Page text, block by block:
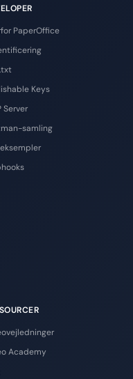
PaperOffice
Keys
Server
samling
Academy